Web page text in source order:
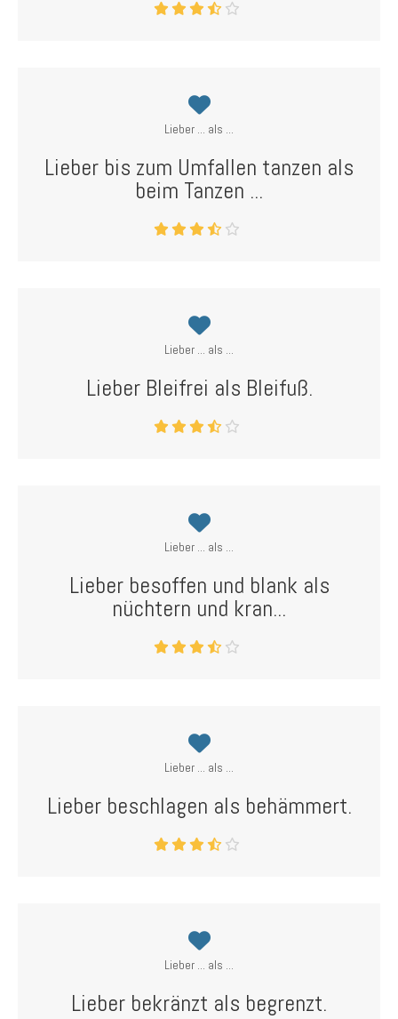
Lieber ... als ...
Lieber bis zum Umfallen tanzen als
beim Tanzen ...
Lieber ... als ...
Lieber Bleifrei als Bleifuß.
Lieber ... als ...
Lieber besoffen und blank als
nüchtern und kran...
Lieber ... als ...
Lieber beschlagen als behämmert.
Lieber ... als ...
Lieber bekränzt als begrenzt.